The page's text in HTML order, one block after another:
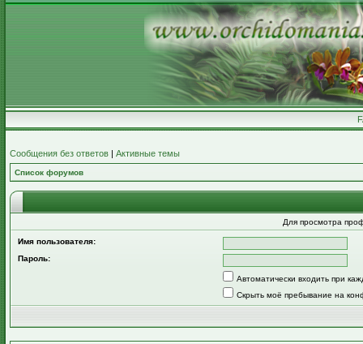
Сообщения без ответов | Активные темы
Список форумов
Для просмотра
Имя пользователя:
Пароль:
Автоматически входить при
Скрыть моё пребывание на